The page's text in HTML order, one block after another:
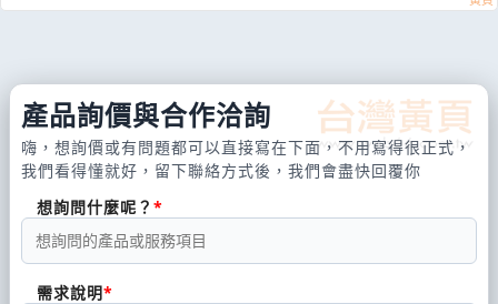
產品詢價與合作洽詢
嗨，想詢價或有問題都可以直接寫在下面，不用寫得很正式，
我們看得懂就好，留下聯絡方式後，我們會盡快回覆你
想詢問什麼呢？
需求說明